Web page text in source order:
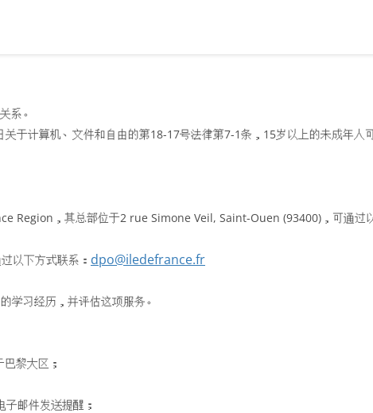
系。
于计算机、文件和自由的第18-17号法律第7-1条，15岁以上的未成年人
Region，其总部位于2 rue Simone Veil, Saint-Ouen (93400)，可通过
以下方式联系： dpo@iledefrance.fr
学习经历，并评估这项服务。
黎大区；
邮件发送提醒；